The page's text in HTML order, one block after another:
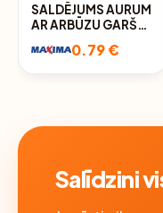
SALDĒJUMS AURUM
AR ARBŪZU GARŠU
0.79 €
Salīdzini